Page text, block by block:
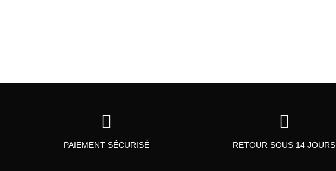
PAIEMENT SÉCURISÉ RETOUR SOUS 14 JOURS